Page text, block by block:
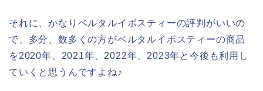
それに、かなりベルタルイボスティーの評判がいいの
で、多分、数多くの方がベルタルイボスティーの商品
を2020年、2021年、2022年、2023年と今後も利用し
ていくと思うんですよね♪